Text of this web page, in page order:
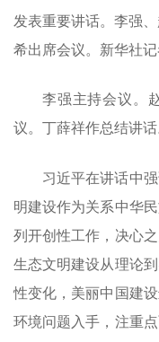
发表重要讲话。李强
希出席会议。新华社
李强主持会议。
议。丁薛祥作总结讲话
习近平在讲话中
明建设作为关系中华
列开创性工作，决心
生态文明建设从理论
性变化，美丽中国建
环境问题入手，注重